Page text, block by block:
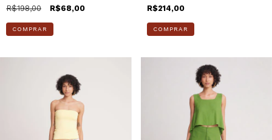
R$198,00 R$68,00
COMPRAR
R$214,00
COMPRAR